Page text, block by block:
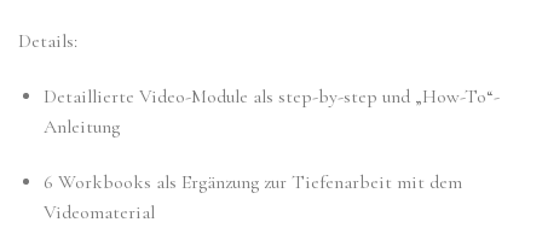
Details:
Detaillierte Video-Module als step-by-step und „How-To“-
Anleitung
6 Workbooks als Ergänzung zur Tiefenarbeit mit dem
Videomaterial